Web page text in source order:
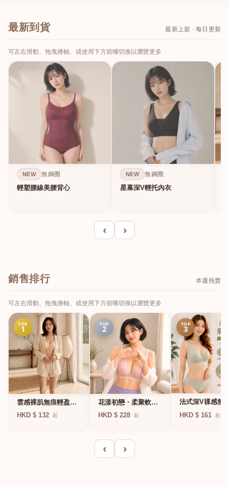
最新到貨 最新上架 · 每日更新
可左右滑動、拖曳捲軸、或使用下方箭嘴切換以瀏覽更多
NEW 無鋼圈
輕塑腰線美腰背心
NEW 無鋼圈
星幕深V輕托內衣
‹ ›
銷售排行 本週熱賣
可左右滑動、拖曳捲軸、或使用下方箭嘴切換以瀏覽更多
TOP
1
雲感裸肌無痕輕盈無
鋼圈內衣
HKD $ 132 起
TOP
2
花漾初戀・柔聚軟鋼
圈蕾絲內衣
HKD $ 228 起
TOP
3
法式深V祼感無
凍軟支撐條無鋼
HKD $ 161 起
‹ ›